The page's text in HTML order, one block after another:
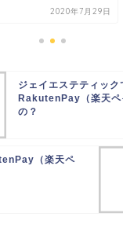
2021年7月20日
ジェイエステティック
RakutenPay（楽天ペ
の？
（楽天ペ